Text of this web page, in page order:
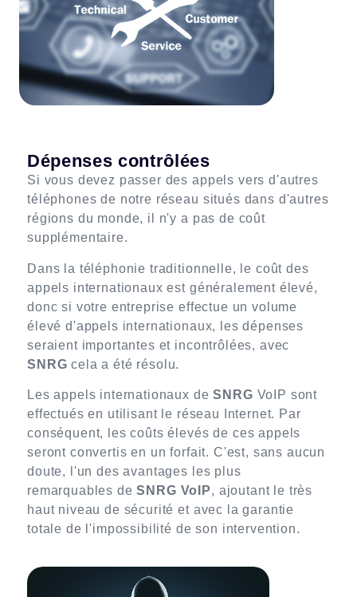
Dépenses contrôlées
Si vous devez passer des appels vers d'autres
téléphones de notre réseau situés dans d'autres
régions du monde, il n'y a pas de coût
supplémentaire.
Dans la téléphonie traditionnelle, le coût des
appels internationaux est généralement élevé,
donc si votre entreprise effectue un volume
élevé d'appels internationaux, les dépenses
seraient importantes et incontrôlées, avec
SNRG cela a été résolu.
Les appels internationaux deSNRG VoIP sont
effectués en utilisant le réseau Internet. Par
conséquent, les coûts élevés de ces appels
seront convertis en un forfait. C'est, sans aucun
doute, l'un des avantages les plus
remarquables deSNRG VoIP, ajoutant le très
haut niveau de sécurité et avec la garantie
totale de l'impossibilité de son intervention.